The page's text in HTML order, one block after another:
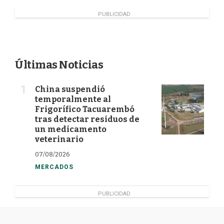
k
n
PUBLICIDAD
Últimas Noticias
China suspendió
temporalmente al
Frigorífico Tacuarembó
tras detectar residuos de
un medicamento
veterinario
07/08/2026
MERCADOS
PUBLICIDAD